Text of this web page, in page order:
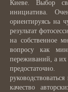
Киеве. Выбор
инициатива.
ориентируясь на
результат
на собственное
вопросу как
переживаний, а их
качество